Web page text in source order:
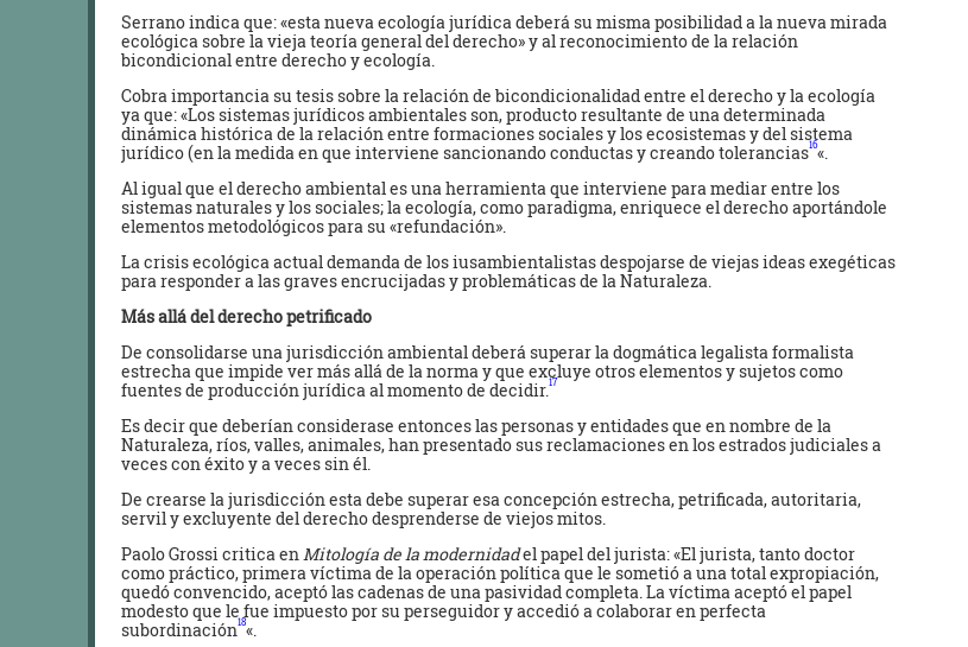
Serrano indica que: «esta nueva ecología jurídica deberá su misma posibilidad a la nueva mirada
ecológica sobre la vieja teoría general del derecho» y al reconocimiento de la relación
bicondicional entre derecho y ecología.
Cobra importancia su tesis sobre la relación de bicondicionalidad entre el derecho y la ecología
ya que: «Los sistemas jurídicos ambientales son, producto resultante de una determinada
dinámica histórica de la relación entre formaciones sociales y los ecosistemas y del sistema
jurídico (en la medida en que interviene sancionando conductas y creando tolerancias16«.
Al igual que el derecho ambiental es una herramienta que interviene para mediar entre los
sistemas naturales y los sociales; la ecología, como paradigma, enriquece el derecho aportándole
elementos metodológicos para su «refundación».
La crisis ecológica actual demanda de los iusambientalistas despojarse de viejas ideas exegéticas
para responder a las graves encrucijadas y problemáticas de la Naturaleza.
Más allá del derecho petrificado
De consolidarse una jurisdicción ambiental deberá superar la dogmática legalista formalista
estrecha que impide ver más allá de la norma y que excluye otros elementos y sujetos como
fuentes de producción jurídica al momento de decidir.17
Es decir que deberían considerase entonces las personas y entidades que en nombre de la
Naturaleza, ríos, valles, animales, han presentado sus reclamaciones en los estrados judiciales a
veces con éxito y a veces sin él.
De crearse la jurisdicción esta debe superar esa concepción estrecha, petrificada, autoritaria,
servil y excluyente del derecho desprenderse de viejos mitos.
Paolo Grossi critica enMitología de la modernidadel papel del jurista: «El jurista, tanto doctor
como práctico, primera víctima de la operación política que le sometió a una total expropiación,
quedó convencido, aceptó las cadenas de una pasividad completa. La víctima aceptó el papel
modesto que le fue impuesto por su perseguidor y accedió a colaborar en perfecta
subordinación18«.